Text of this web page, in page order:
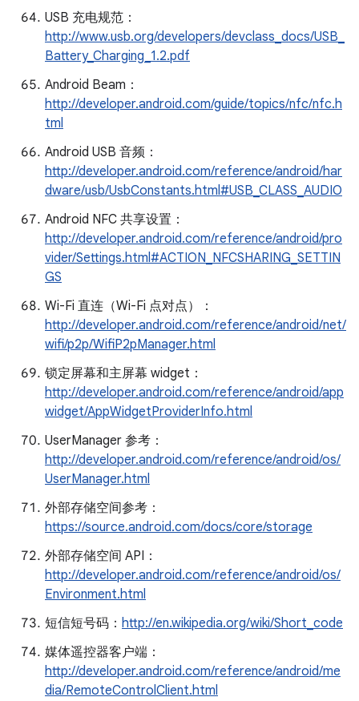
USB 充电规范：
http://www.usb.org/developers/devclass_docs/USB_
Battery_Charging_1.2.pdf
Android Beam：
http://developer.android.com/guide/topics/nfc/nfc.h
tml
Android USB 音频：
http://developer.android.com/reference/android/har
dware/usb/UsbConstants.html#USB_CLASS_AUDIO
Android NFC 共享设置：
http://developer.android.com/reference/android/pro
vider/Settings.html#ACTION_NFCSHARING_SETTIN
GS
Wi-Fi 直连（Wi-Fi 点对点）：
http://developer.android.com/reference/android/net/
wifi/p2p/WifiP2pManager.html
锁定屏幕和主屏幕 widget：
http://developer.android.com/reference/android/app
widget/AppWidgetProviderInfo.html
UserManager 参考：
http://developer.android.com/reference/android/os/
UserManager.html
外部存储空间参考：
https://source.android.com/docs/core/storage
外部存储空间 API：
http://developer.android.com/reference/android/os/
Environment.html
短信短号码： http://en.wikipedia.org/wiki/Short_code
媒体遥控器客户端：
http://developer.android.com/reference/android/me
dia/RemoteControlClient.html